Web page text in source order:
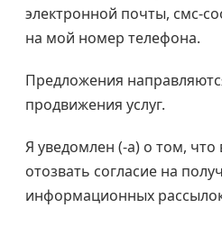
электронной почты, смс-
на мой номер телефона.
Предложения
продвижения услуг.
Я уведомлен (-а) о том,
отозвать согласие на
информационных